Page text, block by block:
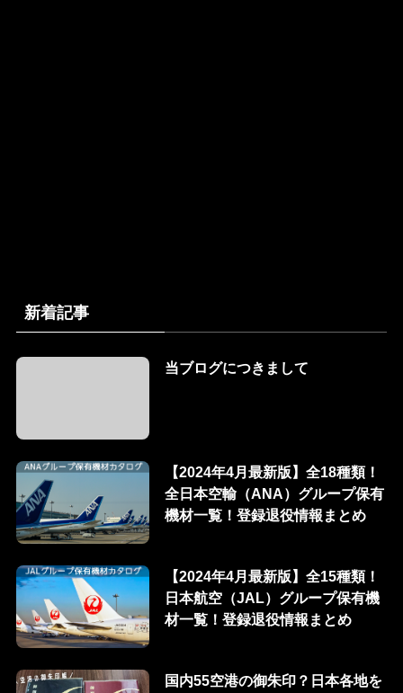
新着記事
当ブログにつきまして
【2024年4月最新版】全18種類！
全日本空輸（ANA）グループ保有
機材一覧！登録退役情報まとめ
【2024年4月最新版】全15種類！
日本航空（JAL）グループ保有機
材一覧！登録退役情報まとめ
国内55空港の御朱印？日本各地を